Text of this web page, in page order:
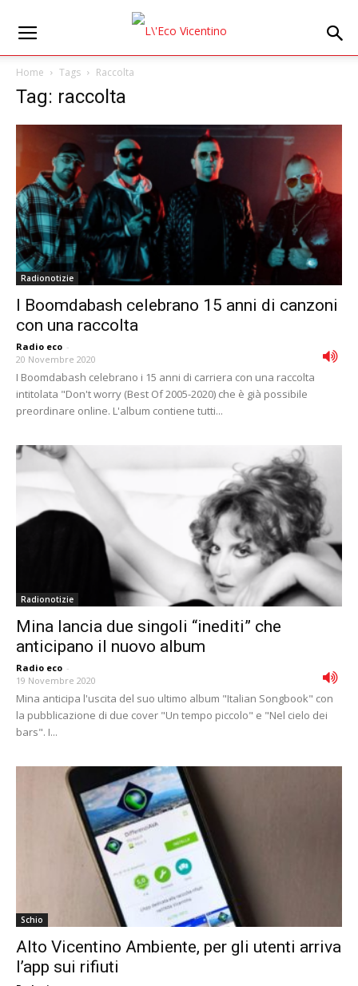
Home Tags Raccolta
Tag: raccolta
Radionotizie
I Boomdabash celebrano 15 anni di canzoni
con una raccolta
Radio eco -
20 Novembre 2020
I Boomdabash celebrano i 15 anni di carriera con una raccolta
intitolata "Don't worry (Best Of 2005-2020) che è già possibile
preordinare online. L'album contiene tutti...
Radionotizie
Mina lancia due singoli “inediti” che
anticipano il nuovo album
Radio eco -
19 Novembre 2020
Mina anticipa l'uscita del suo ultimo album "Italian Songbook" con
la pubblicazione di due cover "Un tempo piccolo" e "Nel cielo dei
bars". I...
Schio
Alto Vicentino Ambiente, per gli utenti arriva
l’app sui rifiuti